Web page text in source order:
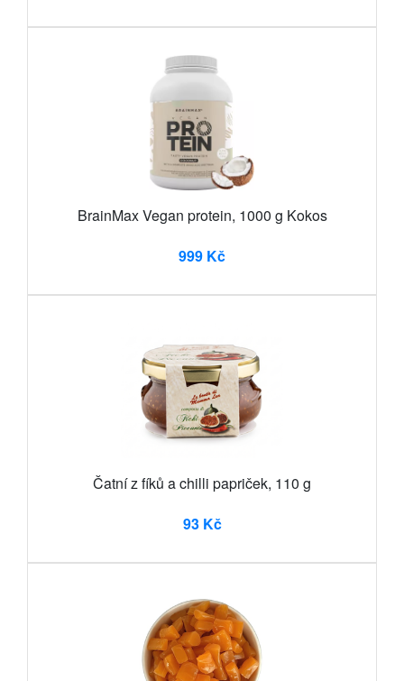
BrainMax Vegan protein, 1000 g Kokos
999 Kč
Čatní z fíků a chilli papriček, 110 g
93 Kč